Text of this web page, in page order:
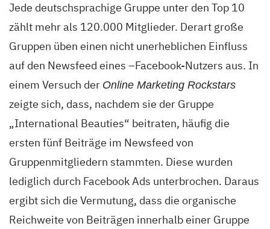
Jede deutschsprachige Gruppe unter den Top 10
zählt mehr als 120.000 Mitglieder. Derart große
Gruppen üben einen nicht unerheblichen Einfluss
auf den Newsfeed eines –Facebook-Nutzers aus. In
einem Versuch der Online Marketing Rockstars
zeigte sich, dass, nachdem sie der Gruppe
„International Beauties“ beitraten, häufig die
ersten fünf Beiträge im Newsfeed von
Gruppenmitgliedern stammten. Diese wurden
lediglich durch Facebook Ads unterbrochen. Daraus
ergibt sich die Vermutung, dass die organische
Reichweite von Beiträgen innerhalb einer Gruppe